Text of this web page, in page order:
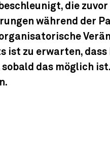
die zuvor
während der
ist zu erwarten,
das möglich